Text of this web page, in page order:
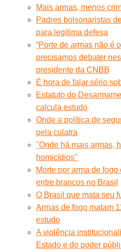
Mais armas, menos
Padres bolsonaristas
para legítima defesa
“Porte de armas não é
precisamos debater
presidente da CNBB
É hora de falar sério
Estatuto do
calcula estudo
Onde a política de
pela culatra
"Onde há mais armas,
homicídios"
Morte por arma de
entre brancos no Brasil
O Brasil que mata seu
Armas de fogo matam
estudo
A violência
Estado e do poder